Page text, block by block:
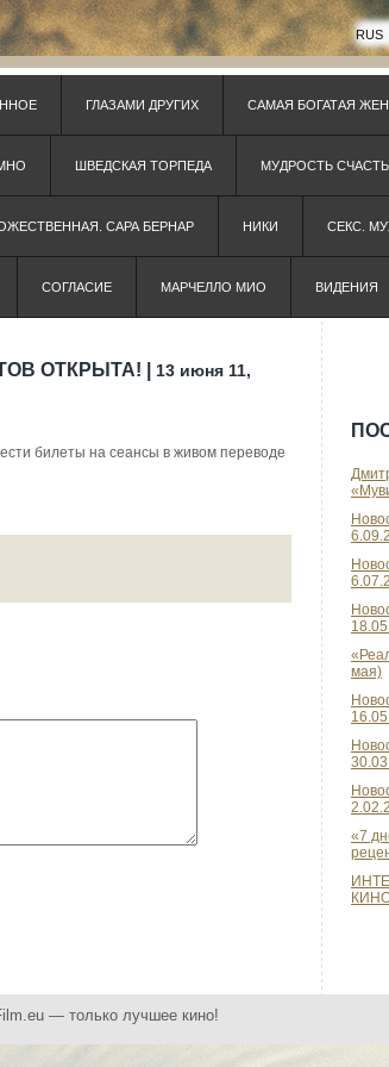
RUS
ГЛАЗАМИ ДРУГИХ САМАЯ БОГАТАЯ
ШВЕДСКАЯ ТОРПЕДА МУДРОСТЬ
САРА БЕРНАР НИКИ СЕКС.
СОГЛАСИЕ МАРЧЕЛЛО МИО ВИДЕНИЯ
ОТКРЫТА! | 13 июня 11,
билеты на сеансы в живом переводе
мая)
«7
— только лучшее кино!